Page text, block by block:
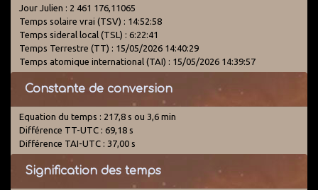
Jour Julien : 2 461 176,11065
Temps solaire vrai (TSV) : 14:52:58
Temps sideral local (TSL) : 6:22:41
Temps Terrestre (TT) : 15/05/2026 14:40:29
Temps atomique international (TAI) : 15/05/2026 14:39:57
Constante de conversion
Equation du temps : 217,8 s ou 3,6 min
Différence TT-UTC : 69,18 s
Différence TAI-UTC : 37,00 s
Signification des temps